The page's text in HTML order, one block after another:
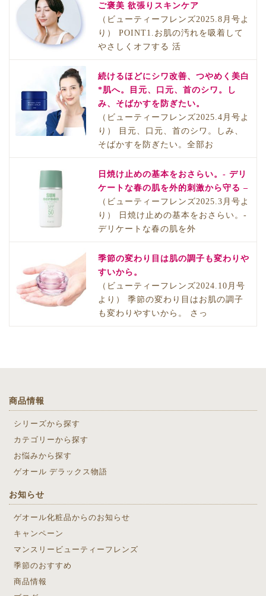
ご褒美 欲張りスキンケア
（ビューティーフレンズ2025.8月号よ
り） POINT1.お肌の汚れを吸着して
やさしくオフする 活
続けるほどにシワ改善、つやめく美白
*肌へ。目元、口元、首のシワ。し
み、そばかすを防ぎたい。
（ビューティーフレンズ2025.4月号よ
り） 目元、口元、首のシワ。しみ、
そばかすを防ぎたい。全部お
日焼け止めの基本をおさらい。- デリ
ケートな春の肌を外的刺激から守る –
（ビューティーフレンズ2025.3月号よ
り） 日焼け止めの基本をおさらい。-
デリケートな春の肌を外
季節の変わり目は肌の調子も変わりや
すいから。
（ビューティーフレンズ2024.10月号
より） 季節の変わり目はお肌の調子
も変わりやすいから。 さっ
商品情報
シリーズから探す
カテゴリーから探す
お悩みから探す
ゲオール デラックス物語
お知らせ
ゲオール化粧品からのお知らせ
キャンペーン
マンスリービューティーフレンズ
季節のおすすめ
商品情報